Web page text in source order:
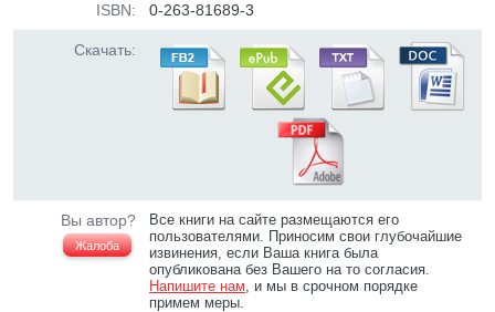
ISBN: 0-263-81689-3
Скачать:
Вы автор?
Жалоба
Все книги на сайте размещаются его
пользователями. Приносим свои глубочайшие
извинения, если Ваша книга была
опубликована без Вашего на то согласия.
Напишите нам, и мы в срочном порядке
примем меры.